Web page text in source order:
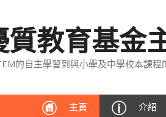
質教育基金
的自主學習到與小學及中學校本課程
主頁 介紹